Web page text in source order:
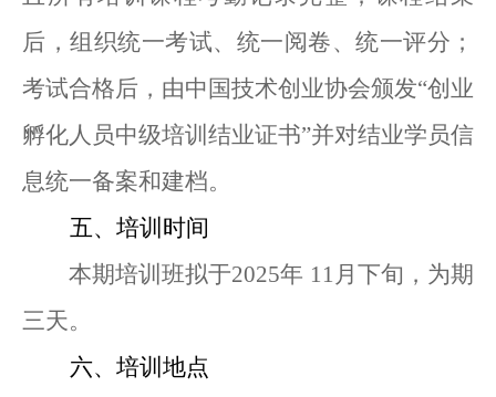
后，组织统一考试、统一阅卷、统一评分；
考试合格后，由中国技术创业协会颁发“创业
孵化人员中级培训结业证书”并对结业学员信
息统一备案和建档。
五、培训时间
本期培训班拟于2025年 11月下旬，为期
三天。
六、培训地点